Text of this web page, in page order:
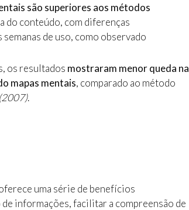
são superiores aos métodos
do conteúdo, com diferenças
de uso, como observado
os resultados mostraram menor queda na
mapas mentais, comparado ao método
.
uma série de benefícios
informações, facilitar a compreensão de